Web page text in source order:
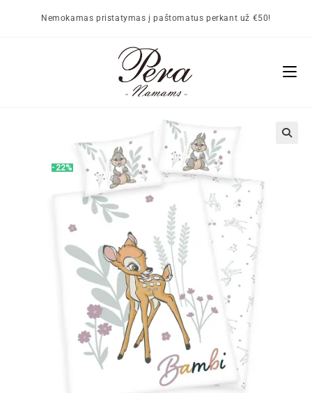
Nemokamas pristatymas į paštomatus perkant už €50!
-22%